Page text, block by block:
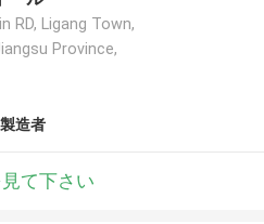
RD, Ligang Town,
Province,
造者
て下さい